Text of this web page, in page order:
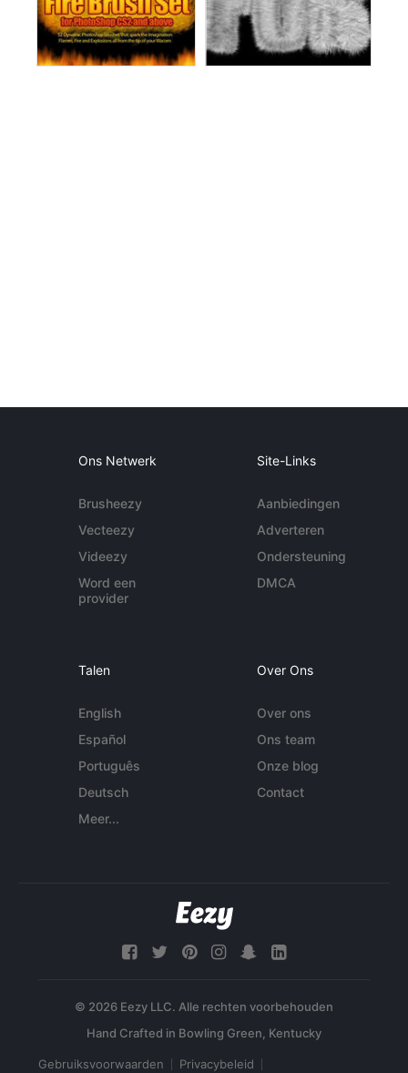
Ons Netwerk
Brusheezy
Vecteezy
Videezy
Word een
provider
Site-Links
Aanbiedingen
Adverteren
Ondersteuning
DMCA
Talen
English
Español
Português
Deutsch
Meer...
Over Ons
Over ons
Ons team
Onze blog
Contact
© 2026 Eezy LLC. Alle rechten voorbehouden
Gebruiksvoorwaarden Privacybeleid